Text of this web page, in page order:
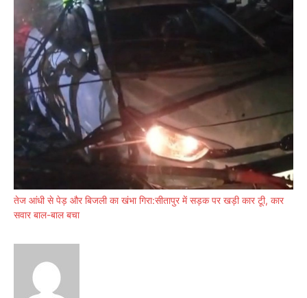
तेज आंधी से पेड़ और बिजली का खंभा गिरा:सीतापुर में सड़क पर खड़ी कार टूी, कार
सवार बाल-बाल बचा